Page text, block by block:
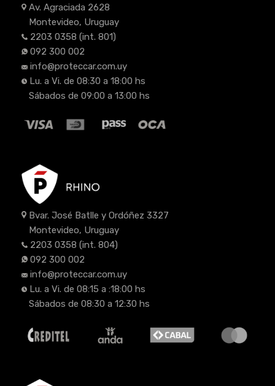
Av. Agraciada 2628
Montevideo, Uruguay
2203 0358 (int. 801)
092 300 002
info@proteccar.com.uy
Lu. a Vi. de 08:30 a 18:00 hs
Sábados de 09:00 a 13:00 hs
Bvar. José Batlle y Ordóñez 3327
Montevideo, Uruguay
2203 0358 (int. 804)
092 300 002
info@proteccar.com.uy
Lu. a Vi. de 08:15 a :18:00 hs
Sábados de 08:30 a 12:30 hs